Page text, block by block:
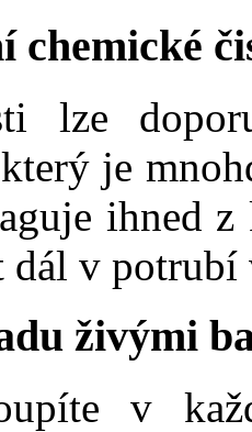
chemické
lze
je
ihned z
dál v potrubí
živými
v